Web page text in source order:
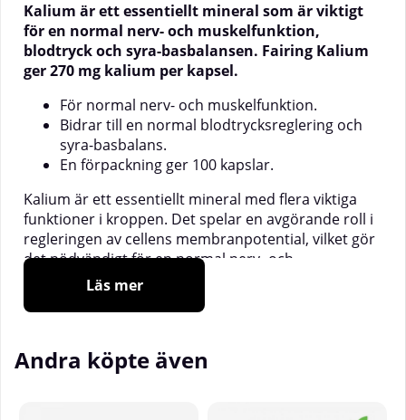
Kalium är ett essentiellt mineral som är viktigt
för en normal nerv- och muskelfunktion,
blodtryck och syra-basbalansen. Fairing Kalium
ger 270 mg kalium per kapsel.
För normal nerv- och muskelfunktion.
Bidrar till en normal blodtrycksreglering och
syra-basbalans.
En förpackning ger 100 kapslar.
Kalium är ett essentiellt mineral med flera viktiga
funktioner i kroppen. Det spelar en avgörande roll i
regleringen av cellens membranpotential, vilket gör
det nödvändigt för en normal nerv- och
muskelfunktion. Kalium spelar även en viktig roll i
basbalansen.
Kalium är ett av de mineraler som utsöndras vid
svettning, och därför är det som tränande person
Läs mer
Andra köpte även